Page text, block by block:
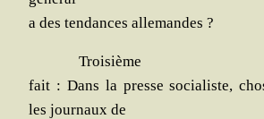
a des ten­dances allemandes ?
Troi­sième
fait : Dans la presse socia­liste,
les jour­naux de